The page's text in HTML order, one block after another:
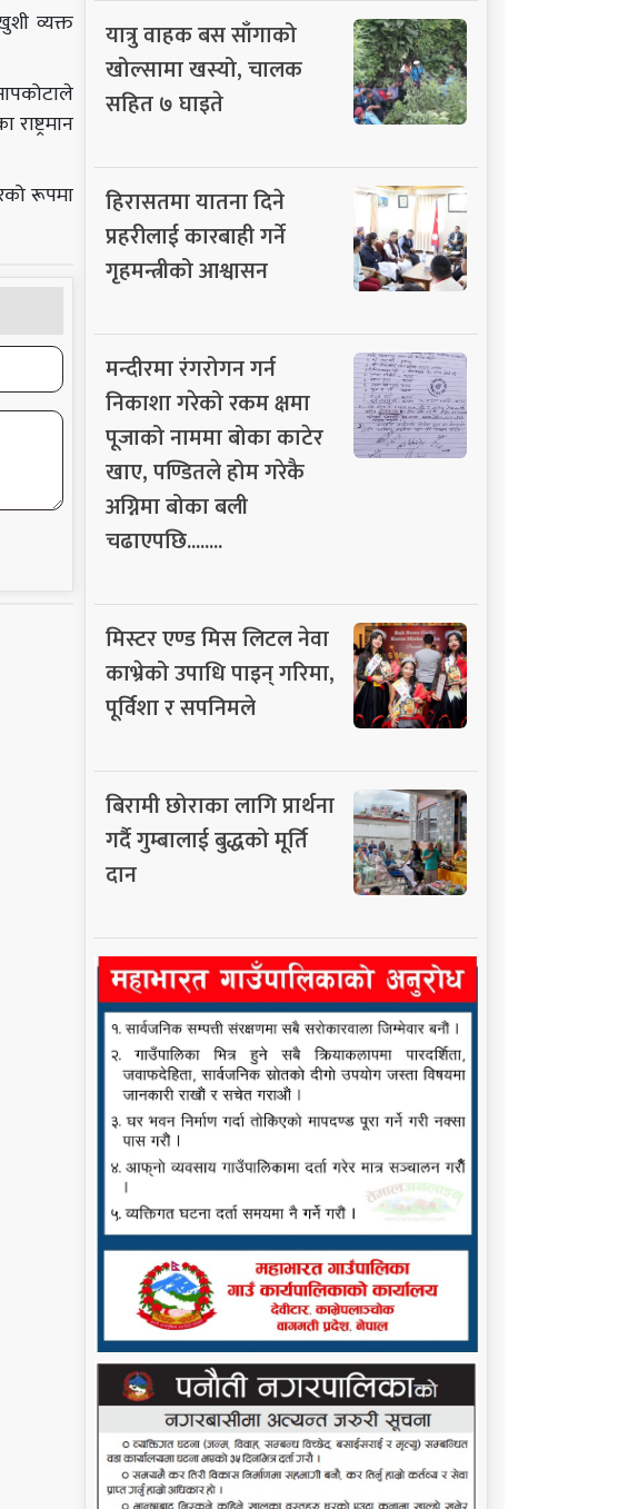
व्यक्त
रूपमा
यात्रु वाहक बस साँगाको
खोल्सामा खस्यो, चालक
सहित ७ घाइते
हिरासतमा यातना दिने
प्रहरीलाई कारबाही गर्ने
गृहमन्त्रीको आश्वासन
मन्दीरमा रंगरोगन गर्न
निकाशा गरेको रकम क्षमा
पूजाको नाममा बोका काटेर
खाए, पण्डितले होम गरेकै
अग्निमा बोका बली
चढाएपछि........
मिस्टर एण्ड मिस लिटल नेवा
काभ्रेको उपाधि पाइन् गरिमा,
पूर्विशा र सपनिमले
बिरामी छोराका लागि प्रार्थना
गर्दै गुम्बालाई बुद्धको मूर्ति
दान